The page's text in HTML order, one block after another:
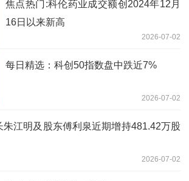
焦点热门:科伦药业成交额创2024年12月
16日以来新高
2026-07-02
每日精选：科创50指数盘中跌近7%
2026-07-02
朱江明及股东傅利泉近期增持481.42万股
2026-07-02